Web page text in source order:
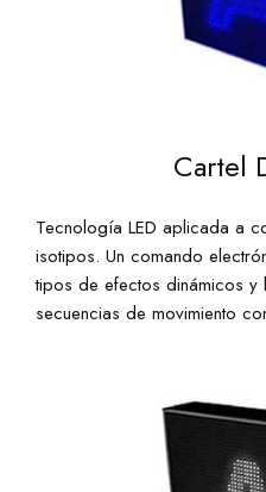
Cartel
Tecnología LED aplicada a
isotipos. Un comando
tipos de efectos dinámicos y
secuencias de movimiento